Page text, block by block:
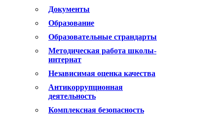
Документы
Образование
Образовательные страндарты
Методическая работа школы-
интернат
Независимая оценка качества
Антикоррупционная
деятельность
Комплексная безопасность